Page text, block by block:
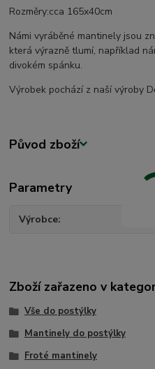
Rozměry:cca 165x40cm
Námi vyráběné mantinely jsou
která výrazně tlumí, například
divokém spánku.
Výrobek pochází z naší výroby
Původ zboží
Parametry
Výrobce
Zboží zařazeno v
Vše do postýlky
Mantinely do postýlky
Froté mantinely